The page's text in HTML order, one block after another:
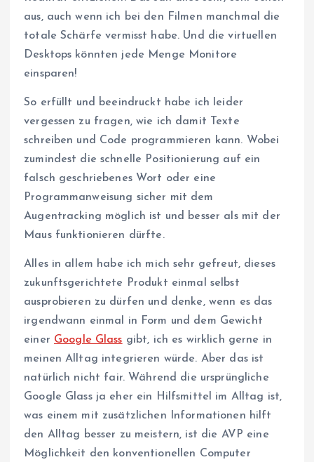
aus, auch wenn ich bei den Filmen manchmal die
totale Schärfe vermisst habe. Und die virtuellen
Desktops könnten jede Menge Monitore
einsparen!
So erfüllt und beeindruckt habe ich leider
vergessen zu fragen, wie ich damit Texte
schreiben und Code programmieren kann. Wobei
zumindest die schnelle Positionierung auf ein
falsch geschriebenes Wort oder eine
Programmanweisung sicher mit dem
Augentracking möglich ist und besser als mit der
Maus funktionieren dürfte.
Alles in allem habe ich mich sehr gefreut, dieses
zukunftsgerichtete Produkt einmal selbst
ausprobieren zu dürfen und denke, wenn es das
irgendwann einmal in Form und dem Gewicht
einer Google Glass gibt, ich es wirklich gerne in
meinen Alltag integrieren würde. Aber das ist
natürlich nicht fair. Während die ursprüngliche
Google Glass ja eher ein Hilfsmittel im Alltag ist,
was einem mit zusätzlichen Informationen hilft
den Alltag besser zu meistern, ist die AVP eine
Möglichkeit den konventionellen Computer